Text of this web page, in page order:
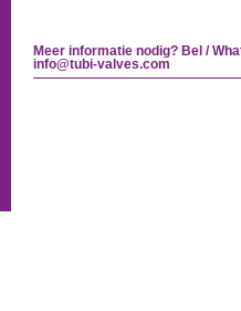
Meer informatie nodig? Bel /
info@tubi-valves.com